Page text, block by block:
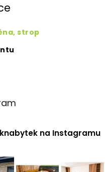
strop
na Instagramu